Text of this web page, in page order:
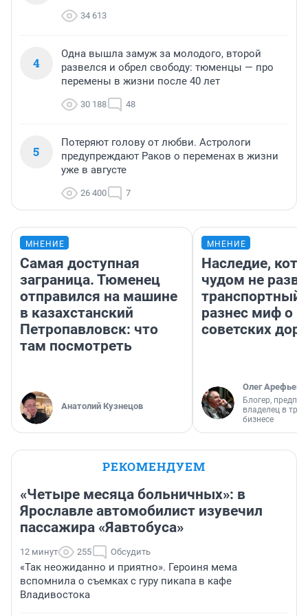
34 613
4
Одна вышла замуж за молодого, второй
развелся и обрел свободу: тюменцы — про
перемены в жизни после 40 лет
30 188 48
5
Потеряют голову от любви. Астрологи
предупреждают Раков о переменах в жизни
уже в августе
26 400 7
МНЕНИЕ
Самая доступная
заграница. Тюменец
отправился на машине
в казахстанский
Петропавловск: что
там посмотреть
Анатолий Кузнецов
МНЕНИЕ
Наследие,
чудом не
транспортный
разнес миф о
советских
Олег Арефьев
Блогер,
владелец в
бизнесе
РЕКОМЕНДУЕМ
«Четыре месяца больничных»: в
Ярославле автомобилист изувечил
пассажира «Яавтобуса»
12 минут 255 Обсудить
«Так неожиданно и приятно». Героиня мема
вспомнила о съемках с гуру пикапа в кафе
Владивостока